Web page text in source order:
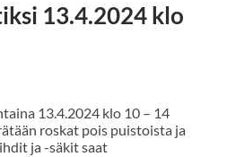
13.4.2024 klo
13.4.2024 klo 10 – 14
roskat pois puistoista ja
ja -säkit saat